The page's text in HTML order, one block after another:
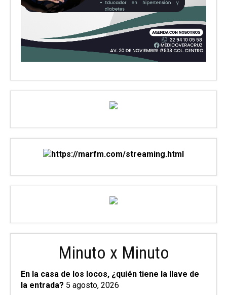
Minuto x Minuto
En la casa de los locos, ¿quién tiene la llave de
la entrada? 5 agosto, 2026